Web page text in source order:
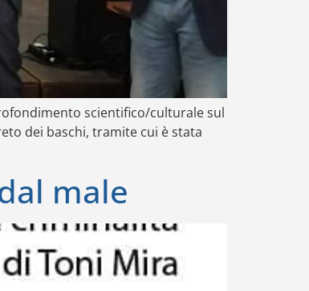
scientifico/culturale sul
dei baschi, tramite cui è stata
male